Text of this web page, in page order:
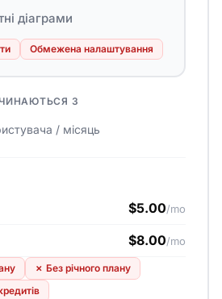
діаграми
Обмежена налаштування
З
/ місяць
$5.00/mo
$8.00/mo
✗ Без річного плану